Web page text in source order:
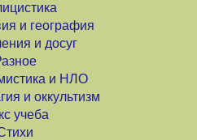
и география
и досуг
и НЛО
и оккультизм
учеба